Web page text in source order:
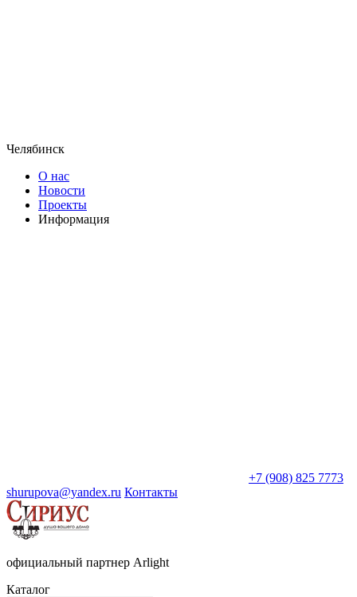
Челябинск
О нас
Новости
Проекты
Информация
+7 (908) 825 7773
shurupova@yandex.ru Контакты
официальный партнер Arlight
Каталог